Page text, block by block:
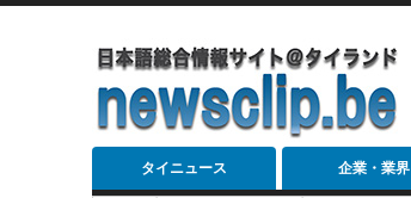
タイニュース 企業・業界